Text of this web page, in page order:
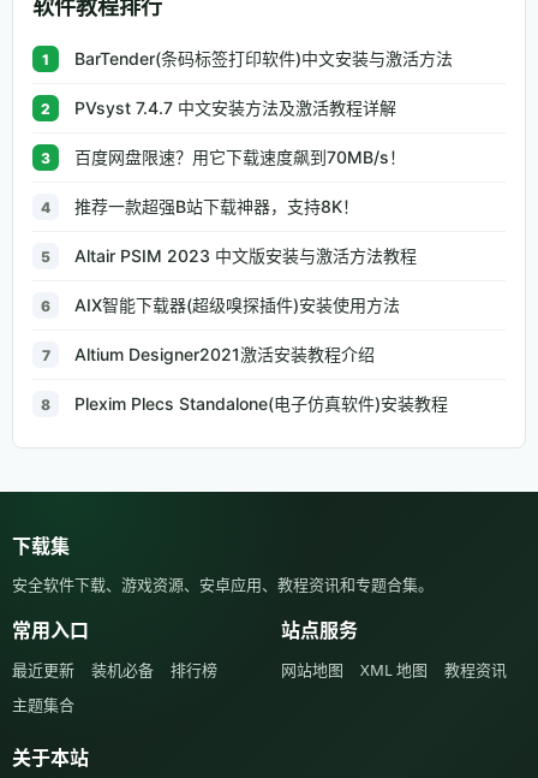
软件教程排行
1 BarTender(条码标签打印软件)中文安装与激活方法
2 PVsyst 7.4.7 中文安装方法及激活教程详解
3 百度网盘限速？用它下载速度飙到70MB/s！
4 推荐一款超强B站下载神器，支持8K！
5 Altair PSIM 2023 中文版安装与激活方法教程
6 AIX智能下载器(超级嗅探插件)安装使用方法
7 Altium Designer2021激活安装教程介绍
8 Plexim Plecs Standalone(电子仿真软件)安装教程
下载集
安全软件下载、游戏资源、安卓应用、教程资讯和专题合集。
常用入口
最近更新 装机必备
排行榜
主题集合
站点服务
网站地图 XML 地图 教程资讯
关于本站